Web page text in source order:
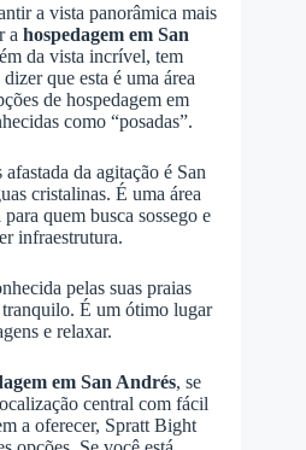
a vista panorâmica mais
a hospedagem em San
da vista incrível, tem
que esta é uma área
de hospedagem em
como “posadas”.
da agitação é San
cristalinas. É uma área
quem busca sossego e
infraestrutura.
pelas suas praias
É um ótimo lugar
e relaxar.
em San Andrés, se
central com fácil
a oferecer, Spratt Bight